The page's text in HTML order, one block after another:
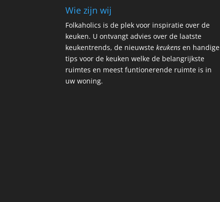
Wie zijn wij
Folkaholics is de plek voor inspiratie over de
keuken. U ontvangt advies over de laatste
keukentrends, de nieuwstekeukens en handige
tips voor de keuken welke de belangrijkste
ruimtes en meest funtionerende ruimte is in
uw woning.